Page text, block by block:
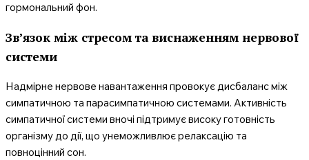
гормональний фон.
Зв’язок між стресом та виснаженням нервової
системи
Надмірне нервове навантаження провокує дисбаланс між
симпатичною та парасимпатичною системами. Активність
симпатичної системи вночі підтримує високу готовність
організму до дії, що унеможливлює релаксацію та
повноцінний сон.